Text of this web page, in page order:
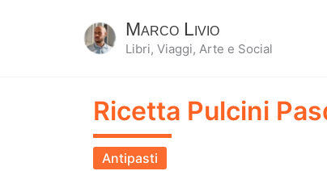
Marco Livio
Libri, Viaggi, Arte e Social
Ricetta Pulcini
Antipasti